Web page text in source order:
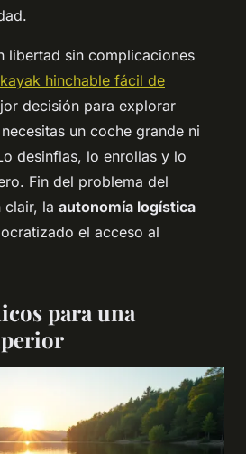
libertad sin complicaciones
kayak hinchable fácil de
decisión para explorar
un coche grande ni
desinflas, lo enrollas y lo
Fin del problema del
clair, la autonomía logística
el acceso al
para una